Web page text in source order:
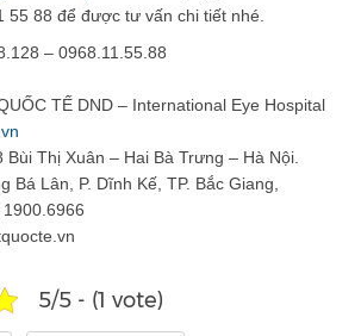
55 88 để được tư vấn chi tiết nhé.
– 0968.11.55.88
TẾ DND – International Eye Hospital
Thị Xuân – Hai Bà Trưng – Hà Nội.
Bá Lân, P. Dĩnh Kế, TP. Bắc Giang,
5/5 - (1 vote)